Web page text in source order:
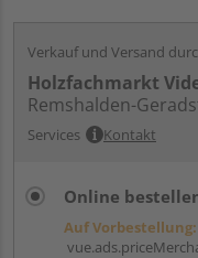
Verkauf und Versand
Holzfachmarkt
Remshalden-
Services Kontakt
Online
Auf Vorbestellung: